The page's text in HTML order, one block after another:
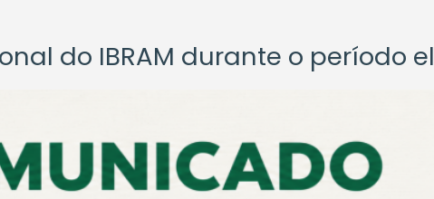
do IBRAM durante o período